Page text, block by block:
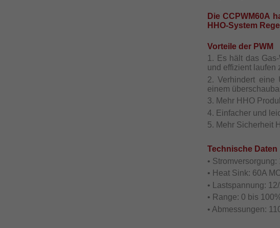
Die CCPWM60A
HHO-System
Vorteile der PWM
1. Es hält das
und effizient laufen
2. Verhindert eine
einem
3. Mehr HHO
4. Einfacher und
5. Mehr Sicherheit
Technische Daten
•
• Heat Sink: 60A
• Lastspannung:
• Range: 0 bis
• Abmessungen: